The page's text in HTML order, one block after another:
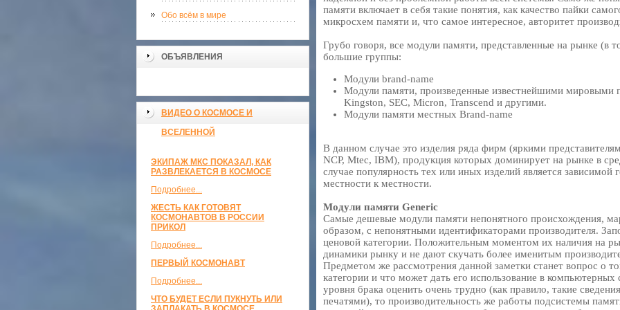
Обо всём в мире
ОБЪЯВЛЕНИЯ
ВИДЕО О КОСМОСЕ И
ВСЕЛЕННОЙ
ЭКИПАЖ МКС ПОКАЗАЛ, КАК
РАЗВЛЕКАЕТСЯ В КОСМОСЕ
Подробнее...
ЖЕСТЬ КАК ГОТОВЯТ
КОСМОНАВТОВ В РОССИИ
ПРИКОЛ
Подробнее...
ПЕРВЫЙ КОСМОНАВТ
Подробнее...
ЧТО БУДЕТ ЕСЛИ ПУКНУТЬ ИЛИ
памяти включает в себя такие понятия, как качество пайки
микросхем памяти и, что самое интересное, авторитет
Грубо говоря, все модули памяти, представленные на рынке (в
большие группы:
Модули brand-name
Модули памяти, произведенные известнейшими мировыми
Kingston, SEC, Micron, Transcend и другими.
Модули памяти местных Brand-name
В данном случае это изделия ряда фирм (яркими
NCP, Mtec, IBM), продукция которых доминирует на рынке в
случае популярность тех или иных изделий является зависимой
местности к местности.
Модули памяти Generic
Самые дешевые модули памяти непонятного происхождения,
образом, с непонятными идентификаторами производителя.
ценовой категории. Положительным моментом их наличия на
динамики рынку и не дают скучать более именитым
Предметом же рассмотрения данной заметки станет вопрос о
категории и что может дать его использование в компьютерных
уровня брака оценить очень трудно (как правило, такие
печатями), то производительность же работы подсистемы